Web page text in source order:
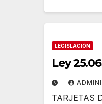
LEGISLACIÓN
Ley
TARJETAS